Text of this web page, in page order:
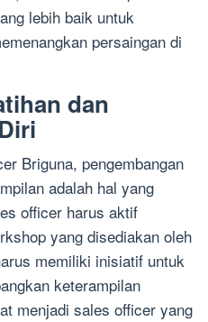
lebih baik untuk
persaingan di
dan
Briguna, pengembangan
adalah hal yang
officer harus aktif
yang disediakan oleh
memiliki inisiatif untuk
keterampilan
menjadi sales officer yang